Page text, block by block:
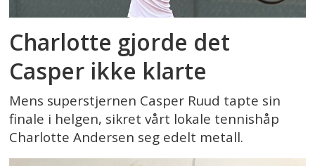
Charlotte gjorde det
Casper ikke klarte
Mens superstjernen Casper Ruud tapte sin
finale i helgen, sikret vårt lokale tennishåp
Charlotte Andersen seg edelt metall.